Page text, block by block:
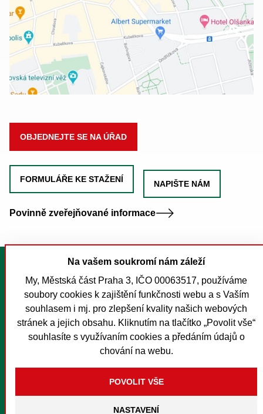
Na vašem soukromí nám záleží
My, Městská část Praha 3, IČO 00063517, používáme
soubory cookies k zajištění funkčnosti webu a s Vaším
souhlasem i mj. pro zlepšení kvality našich webových
stránek a jejich obsahu. Kliknutím na tlačítko „Povolit vše“
souhlasíte s využívaním cookies a předáním údajů o
chování na webu.
NASTAVENÍ
OBJEDNEJTE SE NA ÚŘAD
FORMULÁŘE KE STAŽENÍ NAPIŠTE NÁM
Povinně zveřejňované informace
Tisk stránky
Mapa stránek
Prohlášení o přístupnosti
Nastavení cookies
O MČ Praha 3
Kontakty
Foreign Citizens